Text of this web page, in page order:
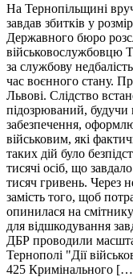
На Тернопільщині
завдав збитків у
Державного бюро
військовослужбовцю
за службову
час воєнного стану.
Львові. Слідство
підозрюваний, будучи
забезпечення,
військовим, які
таких дій було
тисячі осіб, що
тисяч гривень. Через
замість того, щоб
опинилася на
для відшкодування
ДБР проводили
Тернополі "Дії
425 Кримінального